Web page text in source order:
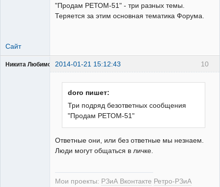
"Продам РЕТОМ-51" - три разных темы.
Теряется за этим основная тематика Форума.
Сайт
10
Никита Любимов 2014-01-21 15:12:43
doro пишет:
Три подряд безответных сообщения
"Продам РЕТОМ-51"
Ответные они, или без ответные мы незнаем.
Люди могут общаться в личке.
Мои проекты: РЗиА Вконтакте Ретро-РЗиА